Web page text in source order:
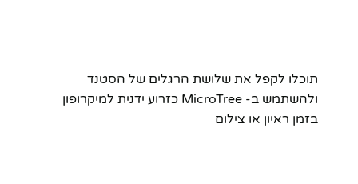
תוכלו לקפל את שלושת הרגלים של הסטנד
ולהשתמש ב- MicroTree כזרוע ידנית למיקרופון
בזמן ראיון או צילום